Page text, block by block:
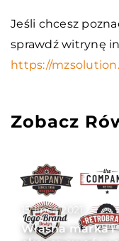
Jeśli chcesz
sprawdź witrynę
https://
Zobacz
15 lipca 2021
Własna marka